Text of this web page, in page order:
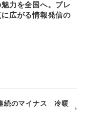
力を全国へ。プレ
広がる情報発信の
続のマイナス 冷暖